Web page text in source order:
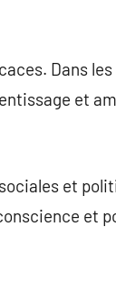
Dans
et
et
et